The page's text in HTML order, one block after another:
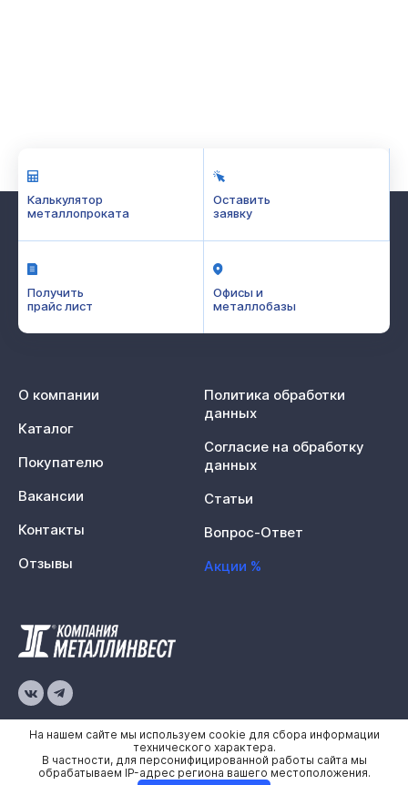
Калькулятор
металлопроката
Оставить
заявку
Получить
прайс лист
Офисы и
металлобазы
© 2026 «Металлинвест»
Политика конфиденциальности
О компании
Каталог
Покупателю
Вакансии
Контакты
Отзывы
Политика обработки
данных
Согласие на обработку
данных
Статьи
Вопрос-Ответ
Акции %
На нашем сайте мы используем cookie для сбора информации
технического характера.
В частности, для персонифицированной работы сайта мы
обрабатываем IP-адрес региона вашего местоположения.